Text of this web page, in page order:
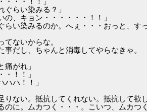
ぐらい染みる？」
の、キョン・・・・・・！！」
らい染みるのか。へぇ・・・おっと、す
てないからな。
事だし、ちゃんと消毒してやらなきゃ。
痛がれ」
・！！」
ハハ！！」
りない。抵抗してくれない。抵抗して欲
のに。ムカつく・・・。こいつ、ムカつ